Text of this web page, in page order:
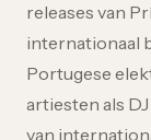
releases van
internationaal
Portugese
artiesten als
van